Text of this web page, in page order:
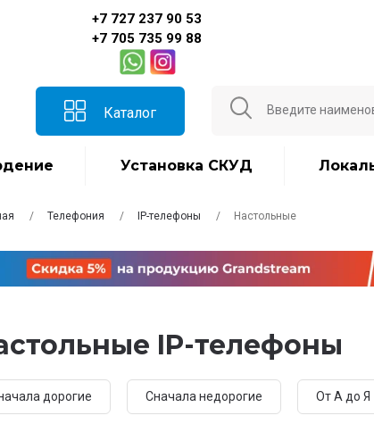
+7 727 237 90 53
+7 705 735 99 88
Каталог
Установка СКУД
Телефония IP-телефоны Настольные
IP-телефоны
дорогие Сначала недорогие От А до Я